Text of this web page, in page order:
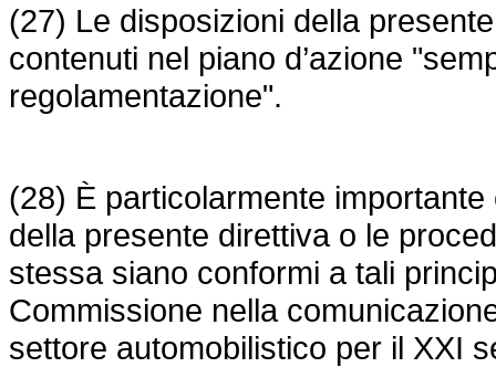
(27) Le disposizioni della
contenuti nel piano d’azione
regolamentazione".
(28) È particolarmente
della presente direttiva o le
stessa siano conformi a tali
Commissione nella
settore automobilistico per il XXI